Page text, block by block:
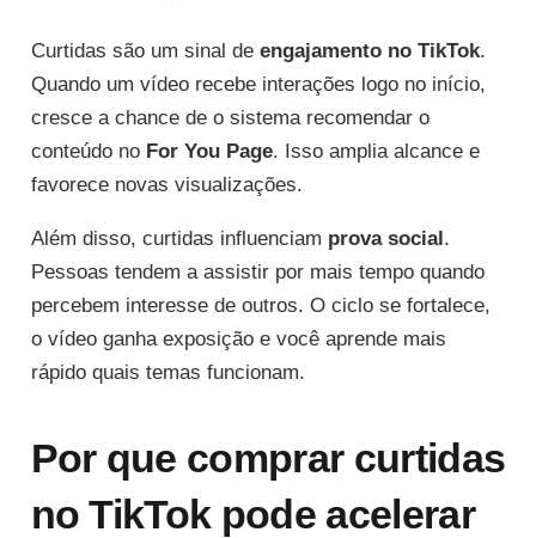
Curtidas são um sinal de engajamento no TikTok.
Quando um vídeo recebe interações logo no início,
cresce a chance de o sistema recomendar o
conteúdo no For You Page. Isso amplia alcance e
favorece novas visualizações.
Além disso, curtidas influenciam prova social.
Pessoas tendem a assistir por mais tempo quando
percebem interesse de outros. O ciclo se fortalece,
o vídeo ganha exposição e você aprende mais
rápido quais temas funcionam.
Por que comprar curtidas
no TikTok pode acelerar